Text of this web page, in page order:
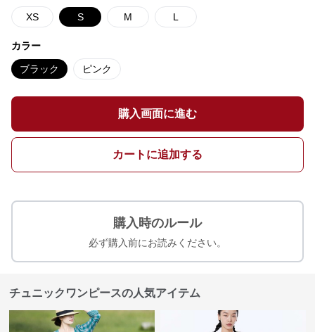
XS S M L
カラー
ブラック ピンク
購入画面に進む
カートに追加する
購入時のルール
必ず購入前にお読みください。
チュニックワンピースの人気アイテム